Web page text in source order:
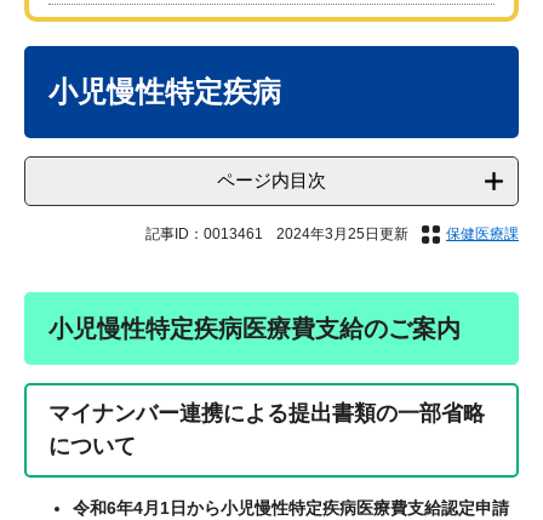
小児慢性特定疾病
ページ内目次
記事ID：0013461 2024年3月25日更新 保健医療課
小児慢性特定疾病医療費支給のご案内
マイナンバー連携による提出書類の一部省略
について
令和6年4月1日から小児慢性特定疾病医療費支給認定申請